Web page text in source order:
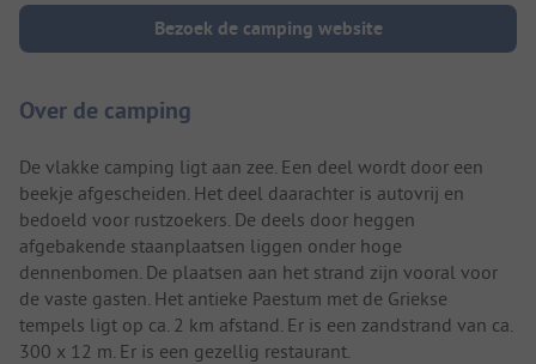
Camping introductie
Bezoek de camping website
Over de camping
De vlakke camping ligt aan zee. Een deel wordt door een
beekje afgescheiden. Het deel daarachter is autovrij en
bedoeld voor rustzoekers. De deels door heggen
afgebakende staanplaatsen liggen onder hoge
dennenbomen. De plaatsen aan het strand zijn vooral voor
de vaste gasten. Het antieke Paestum met de Griekse
tempels ligt op ca. 2 km afstand. Er is een zandstrand van ca.
300 x 12 m. Er is een gezellig restaurant.